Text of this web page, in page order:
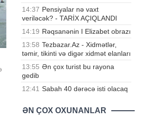
14:37 Pensiyalar nə vaxt
veriləcək? - TARİX AÇIQLANDI
14:19 Rəqsanənin I Elizabet obrazı
13:58 Tezbazar.Az - Xidmətlər,
təmir, tikinti və digər xidmət elanları
13:55 Ən çox turist bu rayona
gedib
12:41 Sabah 40 dərəcə isti olacaq
ƏN ÇOX OXUNANLAR